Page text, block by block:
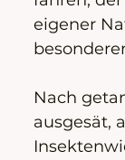
eigener
Nach
ausgesät,